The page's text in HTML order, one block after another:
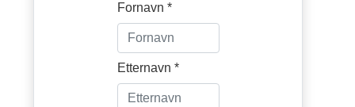
Fornavn *
Etternavn *